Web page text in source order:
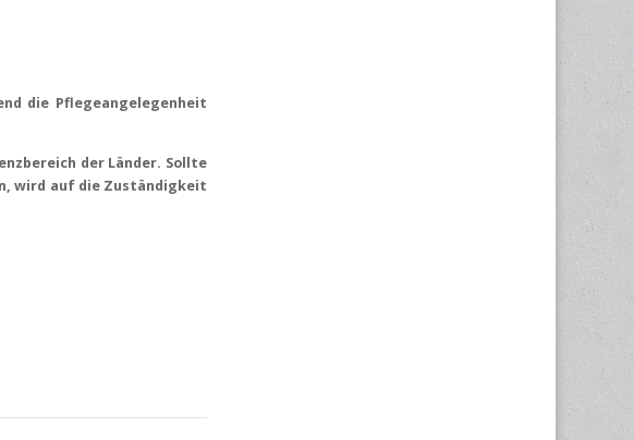
die Pflegeangelegenheit
der Länder. Sollte
wird auf die Zuständigkeit